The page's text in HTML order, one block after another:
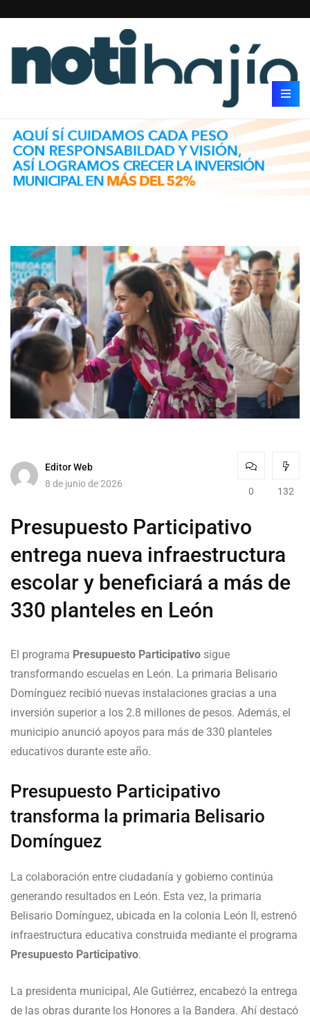
Editor Web
8 de junio de 2026
0 132
Presupuesto Participativo
entrega nueva infraestructura
escolar y beneficiará a más de
330 planteles en León
El programa Presupuesto Participativo sigue
transformando escuelas en León. La primaria Belisario
Domínguez recibió nuevas instalaciones gracias a una
inversión superior a los 2.8 millones de pesos. Además, el
municipio anunció apoyos para más de 330 planteles
educativos durante este año.
Presupuesto Participativo
transforma la primaria Belisario
Domínguez
La colaboración entre ciudadanía y gobierno continúa
generando resultados en León. Esta vez, la primaria
Belisario Domínguez, ubicada en la colonia León II, estrenó
infraestructura educativa construida mediante el programa
Presupuesto Participativo.
La presidenta municipal, Ale Gutiérrez, encabezó la entrega
de las obras durante los Honores a la Bandera. Ahí destacó